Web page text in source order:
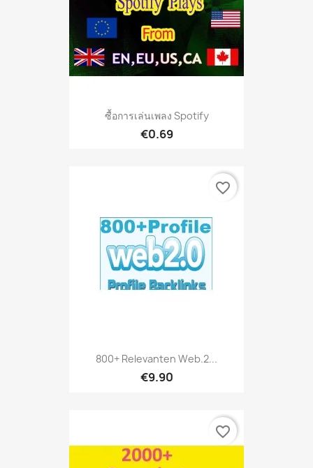
ซื้อการเล่นเพลง Spotify
€0.69
800+ Relevanten Web.2...
€9.90
favorite_border
favorite_border